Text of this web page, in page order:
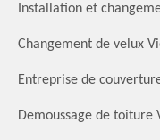
Installation et
Changement de velux
Entreprise de
Demoussage de toiture